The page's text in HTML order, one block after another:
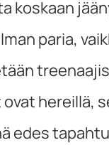
koskaan
paria,
hereillä,
edes